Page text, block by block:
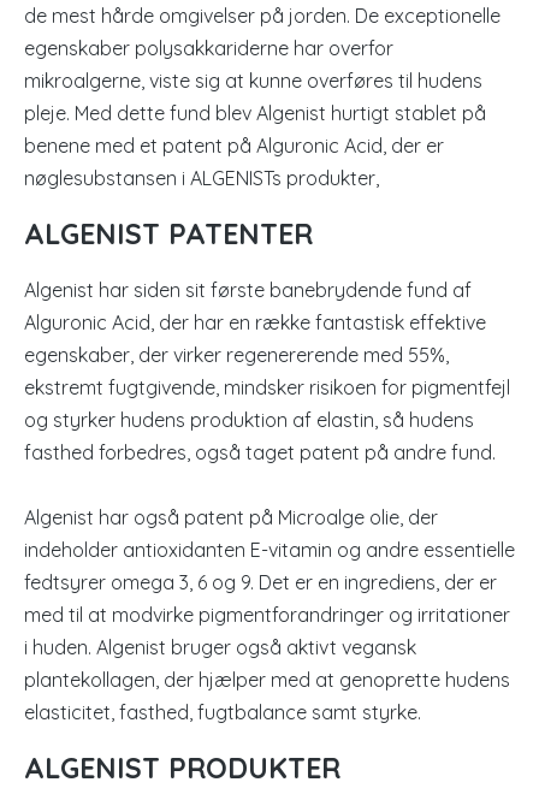
de mest hårde omgivelser på jorden. De exceptionelle
egenskaber polysakkariderne har overfor
mikroalgerne, viste sig at kunne overføres til hudens
pleje. Med dette fund blev Algenist hurtigt stablet på
benene med et patent på Alguronic Acid, der er
nøglesubstansen i ALGENISTs produkter,
ALGENIST PATENTER
Algenist har siden sit første banebrydende fund af
Alguronic Acid, der har en række fantastisk effektive
egenskaber, der virker regenererende med 55%,
ekstremt fugtgivende, mindsker risikoen for pigmentfejl
og styrker hudens produktion af elastin, så hudens
fasthed forbedres, også taget patent på andre fund.
Algenist har også patent på Microalge olie, der
indeholder antioxidanten E-vitamin og andre essentielle
fedtsyrer omega 3, 6 og 9. Det er en ingrediens, der er
med til at modvirke pigmentforandringer og irritationer
i huden. Algenist bruger også aktivt vegansk
plantekollagen, der hjælper med at genoprette hudens
elasticitet, fasthed, fugtbalance samt styrke.
ALGENIST PRODUKTER